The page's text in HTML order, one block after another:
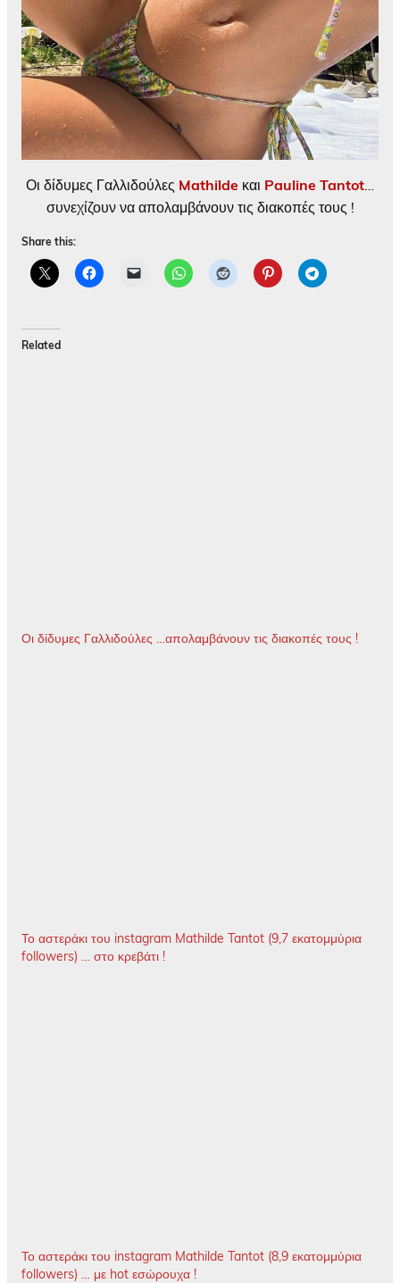
Οι δίδυμες Γαλλιδούλες Mathilde και Pauline Tantot
συνεχίζουν να απολαμβάνουν τις διακοπές τους !
Share this:
Related
Οι δίδυμες Γαλλιδούλες …απολαμβάνουν τις διακοπές τους !
Το αστεράκι του instagram Mathilde Tantot (9,7 εκατομμύρια
followers) … στο κρεβάτι !
Το αστεράκι του instagram Mathilde Tantot (8,9 εκατομμύρια
followers) … με hot εσώρουχα !